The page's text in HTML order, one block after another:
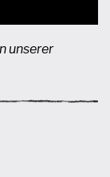
unserer